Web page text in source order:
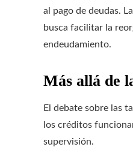
al pago de deudas.
busca facilitar la
endeudamiento.
Más allá de
El debate sobre las
los créditos
supervisión.